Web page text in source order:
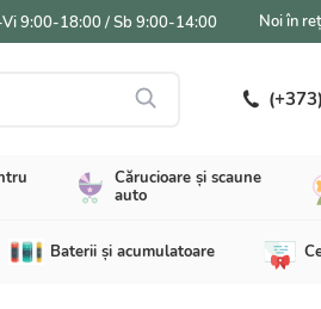
Vi 9:00-18:00 / Sb 9:00-14:00 Noi în
Cărucioare și scaune
auto
Baterii și acumulatoare